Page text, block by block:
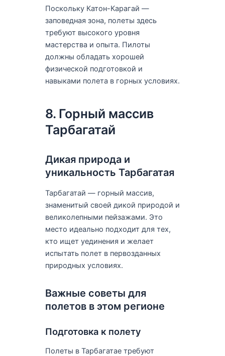
Поскольку Катон-Карагай —
заповедная зона, полеты здесь
требуют высокого уровня
мастерства и опыта. Пилоты
должны обладать хорошей
физической подготовкой и
навыками полета в горных условиях.
8. Горный массив
Тарбагатай
Дикая природа и
уникальность Тарбагатая
Тарбагатай — горный массив,
знаменитый своей дикой природой и
великолепными пейзажами. Это
место идеально подходит для тех,
кто ищет уединения и желает
испытать полет в первозданных
природных условиях.
Важные советы для
полетов в этом регионе
Подготовка к полету
Полеты в Тарбагатае требуют